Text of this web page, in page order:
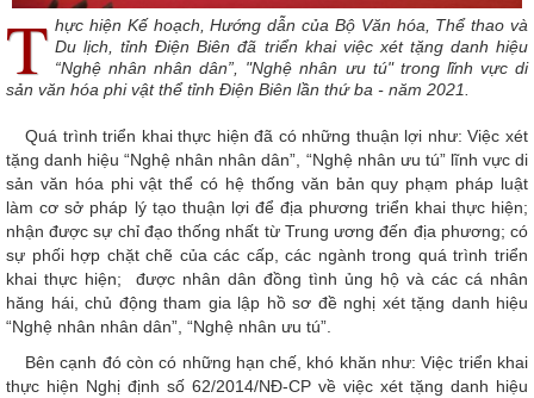
T hực hiện Kế hoạch, Hướng dẫn của Bộ Văn hóa, Thể thao và
Du lịch, tỉnh Điện Biên đã triển khai việc xét tặng danh hiệu
“Nghệ nhân nhân dân”, "Nghệ nhân ưu tú" trong lĩnh vực di
sản văn hóa phi vật thể tỉnh Điện Biên lần thứ ba - năm 2021.
Quá trình triển khai thực hiện đã có những thuận lợi như: Việc xét
tặng danh hiệu “Nghệ nhân nhân dân”, “Nghệ nhân ưu tú” lĩnh vực di
sản văn hóa phi vật thể có hệ thống văn bản quy phạm pháp luật
làm cơ sở pháp lý tạo thuận lợi để địa phương triển khai thực hiện;
nhận được sự chỉ đạo thống nhất từ Trung ương đến địa phương; có
sự phối hợp chặt chẽ của các cấp, các ngành trong quá trình triển
khai thực hiện; được nhân dân đồng tình ủng hộ và các cá nhân
hăng hái, chủ động tham gia lập hồ sơ đề nghị xét tặng danh hiệu
“Nghệ nhân nhân dân”, “Nghệ nhân ưu tú”.
Bên cạnh đó còn có những hạn chế, khó khăn như: Việc triển khai
thực hiện Nghị định số 62/2014/NĐ-CP về việc xét tặng danh hiệu